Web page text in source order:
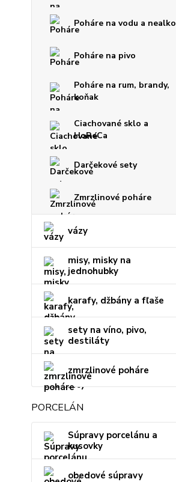
Poháre na vodu a nealko
Poháre na pivo
Poháre na rum, brandy,
koňak
Ciachované sklo a
HoReCa
Darčekové sety
Zmrzlinové poháre
vázy
misy, misky na
jednohubky
karafy, džbány a fľaše
sety na víno, pivo,
destiláty
zmrzlinové poháre
PORCELÁN
Súpravy porcelánu a
kusovky
obedové súpravy